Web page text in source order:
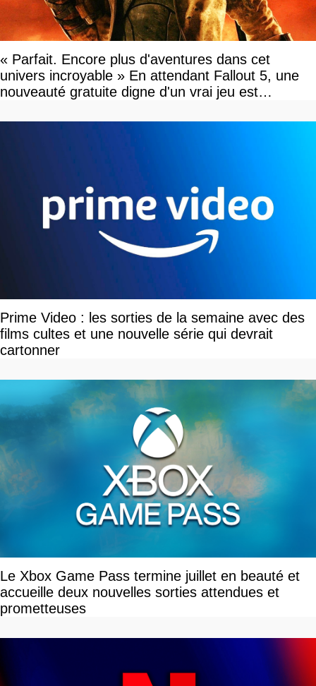
« Parfait. Encore plus d'aventures dans cet
univers incroyable » En attendant Fallout 5, une
nouveauté gratuite digne d'un vrai jeu est
Prime Video : les sorties de la semaine avec des
films cultes et une nouvelle série qui devrait
cartonner
Le Xbox Game Pass termine juillet en beauté et
accueille deux nouvelles sorties attendues et
prometteuses